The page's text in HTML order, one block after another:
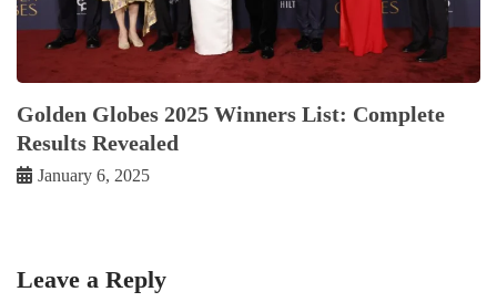
Golden Globes 2025 Winners List: Complete
Results Revealed
January 6, 2025
Leave a Reply